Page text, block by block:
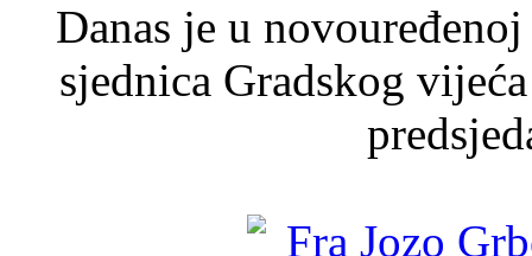
Danas je u
sjednica Gradskog